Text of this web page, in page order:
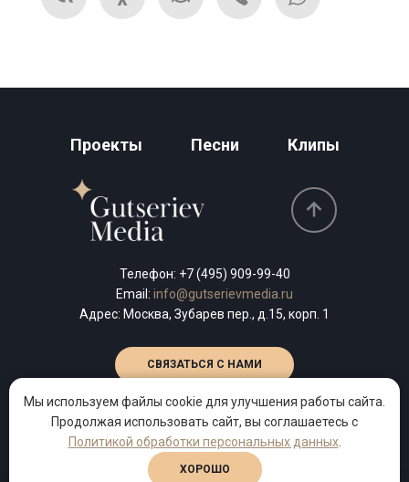
Проекты Песни Клипы
Телефон: +7 (495) 909-99-40
Email: info@gutserievmedia.ru
Адрес: Москва, Зубарев пер., д.15, корп. 1
СВЯЗАТЬСЯ С НАМИ
2013–2026 © Продюсерский центр поэта Михаила Гуцериева.
Политика обработки персональных данных
Мы используем файлы cookie для улучшения работы сайта.
Продолжая использовать сайт, вы соглашаетесь с
Политикой обработки персональных данных.
ХОРОШО